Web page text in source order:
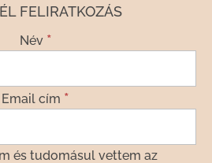
FELIRATKOZÁS
Név *
Email cím *
és tudomásul vettem az